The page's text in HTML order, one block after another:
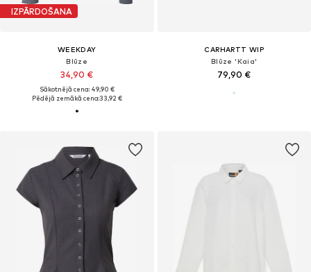
IZPĀRDOŠANA
WEEKDAY
Blūze
34,90 €
Sākotnējā cena: 49,90 €
Pēdējā zemākā cena:33,92 €
CARHARTT WIP
Blūze 'Kaia'
79,90 €